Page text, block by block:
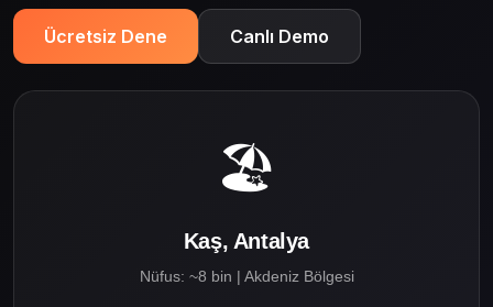
Ücretsiz Dene Canlı Demo
🏖️
Kaş, Antalya
Nüfus: ~8 bin | Akdeniz Bölgesi